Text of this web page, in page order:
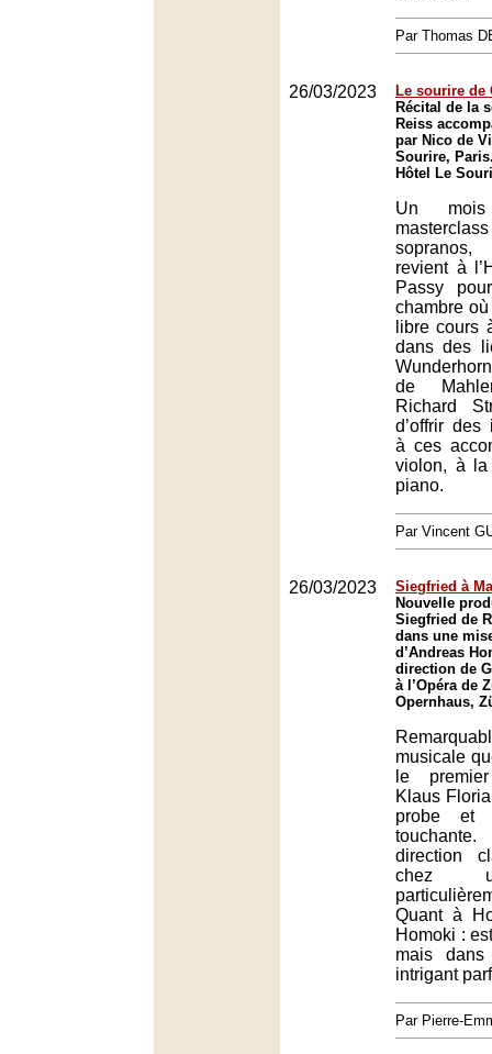
Par Thomas
26/03/2023
Le sourire de
Récital de la
Reiss
par Nico de
Sourire,
Hôtel Le
Un
revient à
Passy
chambre
libre cours
dans des
de
Richard
d’offrir des
à ces
violon, à
piano.
Par Vincent
26/03/2023
Siegfried à
Nouvelle
Siegfried de
dans une
d’Andreas
direction de
à l’Opéra de
Opernhaus,
musicale
le
Klaus
probe et
direction
chez
Quant à
Homoki :
mais
intrigant
Par Pierre-